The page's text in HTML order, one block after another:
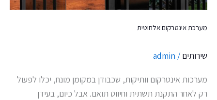
מערכת אינטרקום אלחוטית
שירותים /
admin
מערכות אינטרקום וותיקות, שכבודן במקומן מונח, יכלו לפעול
רק לאחר התקנת תשתית וחיווט תואם. אבל כיום, בעידן